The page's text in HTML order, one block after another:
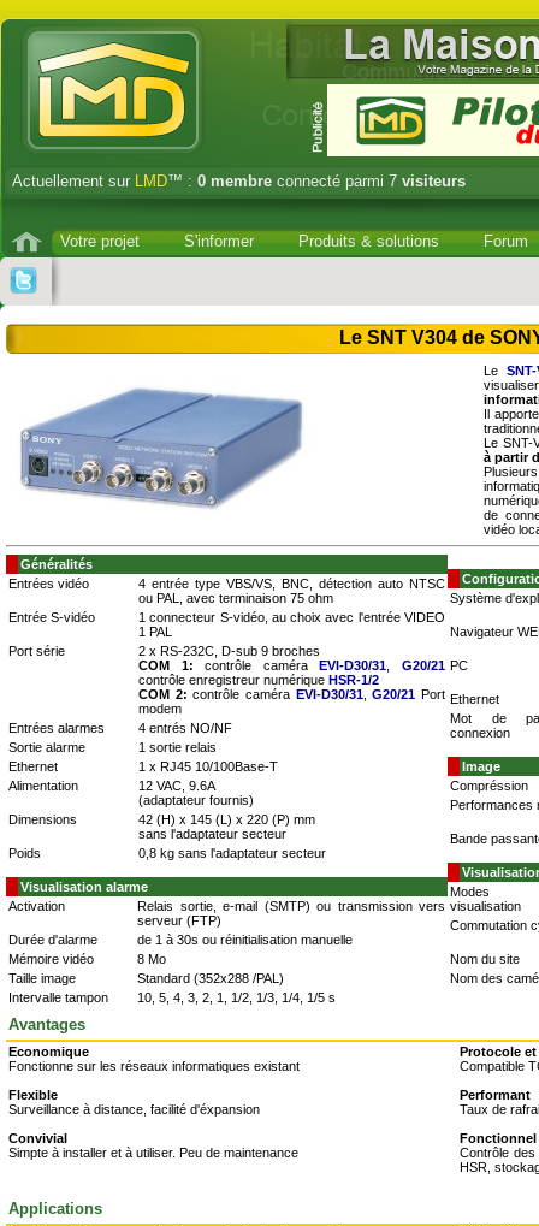
Actuellement sur LMD™ : 0 membre connecté parmi 7 visiteurs
Votre projet S'informer Produits & solutions Forum
Le SNT V304 de
Le
Il
Le SNT-
à partir
de
vidéo
Généralités
Entrées vidéo
4 entrée type VBS/VS, BNC, détection auto NTSC
ou PAL, avec terminaison 75 ohm
Entrée S-vidéo
1 connecteur S-vidéo, au choix avec l'entrée VIDEO
1 PAL
Port série
2 x RS-232C, D-sub 9 broches
COM 1: contrôle caméraEVI-D30/31 ,G20/21
contrôle enregistreur numérique HSR-1/2
COM 2: contrôle caméra EVI-D30/31,G20/21 Port
modem
Entrées alarmes
4 entrés NO/NF
Sortie alarme
1 sortie relais
Ethernet
1 x RJ45 10/100Base-T
Alimentation
12 VAC, 9.6A
(adaptateur fournis)
Dimensions
42 (H) x 145 (L) x 220 (P) mm
sans l'adaptateur secteur
Poids
0,8 kg sans l'adaptateur secteur
Visualisation alarme
Activation
Relais sortie, e-mail (SMTP) ou transmission vers
serveur (FTP)
Durée d'alarme
de 1 à 30s ou réinitialisation manuelle
Mémoire vidéo
8 Mo
Taille image
Standard (352x288 /PAL)
Intervalle tampon
10, 5, 4, 3, 2, 1, 1/2, 1/3, 1/4, 1/5 s
Système
Navigateur
PC
Ethernet
Mot de
connexion
Image
Compréssion
Performances
Bande
visualisation
Commutation
Nom du site
Nom des
Avantages
Economique
Fonctionne sur les réseaux informatiques existant
Flexible
Surveillance à distance, facilité d'éxpansion
Convivial
Simpte à installer et à utiliser. Peu de maintenance
Protocole
Compatible
Performant
Taux de
Fonctionnel
Contrôle
HSR,
Applications